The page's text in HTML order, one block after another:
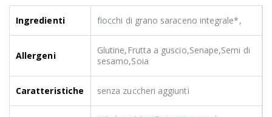
Ingredienti fiocchi di grano saraceno integrale*,
Allergeni
Glutine,Frutta a guscio,Senape,Semi di
sesamo,Soia
Caratteristiche senza zuccheri aggiunti